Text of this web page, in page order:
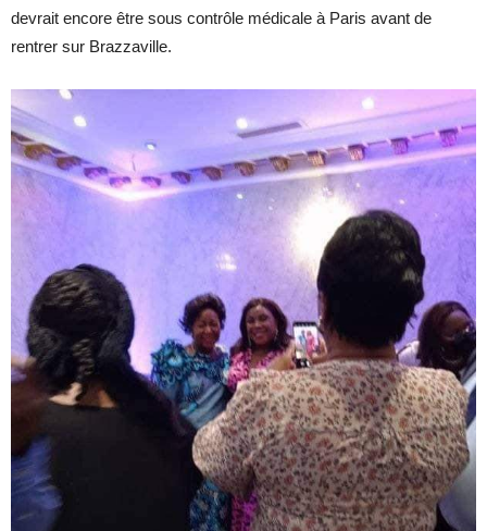
devrait encore être sous contrôle médicale à Paris avant de
rentrer sur Brazzaville.